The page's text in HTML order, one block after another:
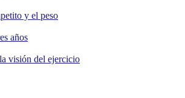
y el peso
años
visión del ejercicio